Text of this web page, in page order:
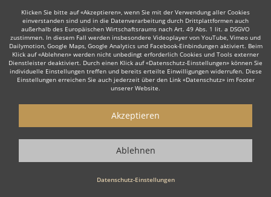
Latin DJane Hochzeits DJ Rock Partystripper
Starten Sie mit dem Button 'Kostenlos anfragen' eine Anfrage an die für
Sie interessanten DJs - also z. B. bestimmte Party DJs. Diesen Button
finden Sie auf den jeweiligen Künstler-Profil-Seiten der Discjockeys.
Klicken Sie bitte auf «Akzeptieren», wenn Sie mit der Verwendung aller Cookies
einverstanden sind und in die Datenverarbeitung durch Drittplattformen auch
außerhalb des Europäischen Wirtschaftsraums nach Art. 49 Abs. 1 lit. a DSGVO
zustimmen. In diesem Fall werden insbesondere Videoplayer von YouTube, Vimeo und
Dailymotion, Google Maps, Google Analytics und Facebook-Einbindungen aktiviert. Beim
Klick auf «Ablehnen» werden nicht unbedingt erforderlich Cookies und Tools externer
Dienstleister deaktiviert. Durch einen Klick auf «Datenschutz-Einstellungen» können Sie
individuelle Einstellungen treffen und bereits erteilte Einwilligungen widerrufen. Diese
Einstellungen erreichen Sie auch jederzeit über den Link «Datenschutz» im Footer
unserer Website.
Datenschutz-Einstellungen
Akzeptieren
Ablehnen